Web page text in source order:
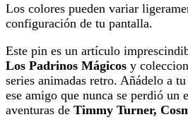
Los colores pueden variar
configuración de tu pantalla.
Este pin es un artículo
Los Padrinos Mágicos y
series animadas retro. Añádelo a
ese amigo que nunca se perdió un
aventuras de Timmy Turner,